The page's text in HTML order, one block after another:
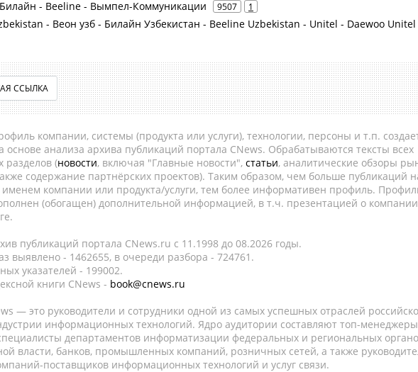
- Beeline - Вымпел-Коммуникации 9507 1
- Веон узб - Билайн Узбекистан - Beeline Uzbekistan - Unitel - Daewoo Unitel
ССЫЛКА
компании, системы (продукта или услуги), технологии, персоны и т.п.
основе анализа архива публикаций портала CNews. Обрабатываются тексты всех
разделов (новости, включая "Главные новости", статьи, аналитические обзоры
содержание партнёрских проектов). Таким образом, чем больше публикаций
именем компании или продукта/услуги, тем более информативен профиль.
(обогащен) дополнительной информацией, в т.ч. презентацией о
публикаций портала CNews.ru c 11.1998 до 08.2026 годы.
выявлено - 1462655, в очереди разбора - 724761.
указателей - 199002.
книги CNews - book@cnews.ru
— это руководители и сотрудники одной из самых успешных отраслей
информационных технологий. Ядро аудитории составляют топ-
департаментов информатизации федеральных и региональных
власти, банков, промышленных компаний, розничных сетей, а также
поставщиков информационных технологий и услуг связи.